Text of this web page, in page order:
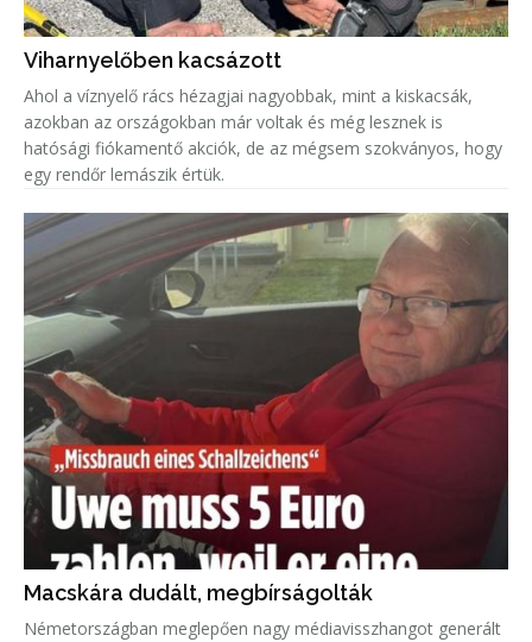
Viharnyelőben kacsázott
Ahol a víznyelő rács hézagjai nagyobbak, mint a kiskacsák,
azokban az országokban már voltak és még lesznek is
hatósági fiókamentő akciók, de az mégsem szokványos, hogy
egy rendőr lemászik értük.
Macskára dudált, megbírságolták
Németországban meglepően nagy médiavisszhangot generált